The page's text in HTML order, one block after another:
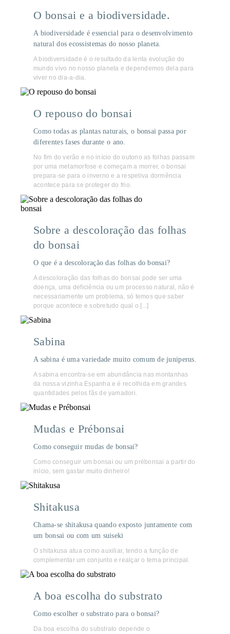
O bonsai e a biodiversidade.
A biodiversidade é essencial para o desenvolvimento
natural dos ecossistemas do nosso planeta.
A biodiversidade é o resultado da lenta evolução do
mundo vivo no nosso planeta e dependemos dela para
viver no dia-a-dia.
O repouso do bonsai
Como todas as plantas naturais, o bonsai passa por
diferentes fases durante o ano.
No fim do verão e no início do outono as folhas passam
por uma metamorfose e começam a morrer, o bonsai
prepara-se para o inverno e a respetiva dormência
acontece para se proteger do frio.
Sobre a descoloração das folhas
do bonsai
O que é a descoloração das folhas do bonsai?
A descoloração das folhas do bonsai pode ser uma
doença, uma deficiência ou um processo natural, não é
necessariamente um problema, só temos que saber
porque acontece e sobretudo qual o [...]
Sabina
A sabina é uma variedade muito comum de juniperus.
A sabina encontra-se em abundância nas montanhas
da nossa vizinha Espanha e é recolhida em grandes
quantidades pelos fãs de yamadori.
Mudas e Prébonsai
Como conseguir mudas de bonsai?
Como conseguir um bonsai ou um prébonsai a partir do
início, sem gastar muito dinheiro!
Shitakusa
Chama-se shitakusa quando exposto juntamente com
um bonsai ou com um suiseki
O shitakusa atua como auxiliar, tendo a função de
complementar um conjunto e realçar o tema principal.
A boa escolha do substrato
Como escolher o substrato para o bonsai?
Da boa escolha do substrato depende o